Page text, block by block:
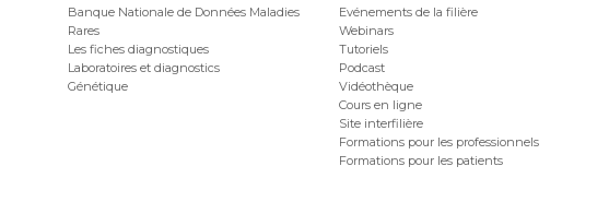
Banque Nationale de Données Maladies
Rares
Les fiches diagnostiques
Laboratoires et diagnostics
Génétique
Evénements de la filière
Webinars
Tutoriels
Podcast
Vidéothèque
Cours en ligne
Site interfilière
Formations pour les professionnels
Formations pour les patients